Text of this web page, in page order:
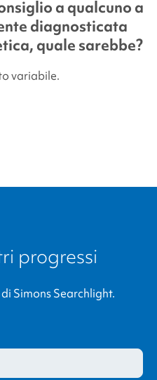
a qualcuno a
diagnosticata
quale sarebbe?
variabile.
progressi
Simons Searchlight.